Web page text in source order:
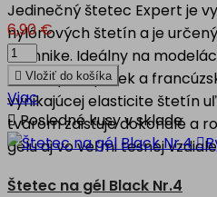
Jedinečný štetec Expert je
nylónových štetín a je
technike. Ideálny na
farebných špičiek a
vynikajúcej elasticite štetín
tvarom zaisťuje dokonalé a
gélu aj vo veľmi tesnej
6,90 €
 Vložiť do košíka
Viac
Posledné kusy v sklade

Štetec na gél Black Nr.4